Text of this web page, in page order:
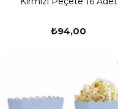
₺94,00